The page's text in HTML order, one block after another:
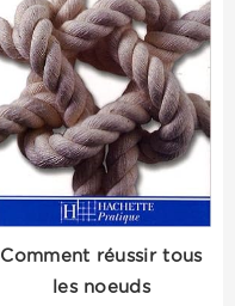
Comment réussir tous
les noeuds